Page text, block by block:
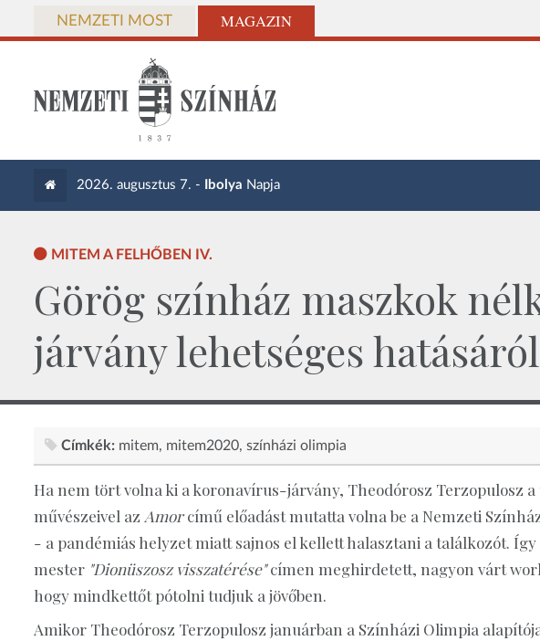
NEMZETI MOST MAGAZIN
2026. augusztus 7. - Ibolya Napja
MITEM A FELHŐBEN IV.
Görög színház maszkok
járvány lehetséges
Címkék: mitem mitem2020 színházi olimpia
Ha nem tört volna ki a koronavírus-járvány, Theodórosz Terzopulosz
művészeivel az Amorcímű előadást mutatta volna be a Nemzeti
- a pandémiás helyzet miatt sajnos el kellett halasztani a találkozót.
mester "Dionüszosz visszatérése"címen meghirdetett, nagyon várt
hogy mindkettőt pótolni tudjuk a jövőben.
Amikor Theodórosz Terzopulosz januárban a Színházi Olimpia